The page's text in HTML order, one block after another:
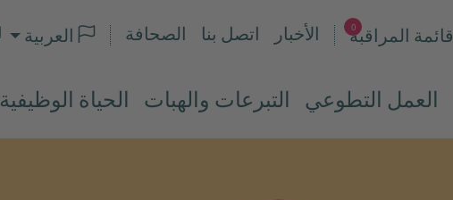
العمل التطوعي التبرعات والهبات الحياة الوظيفية
0
قائمة المراقبة الأخبار اتصل بنا الصحافة العربية